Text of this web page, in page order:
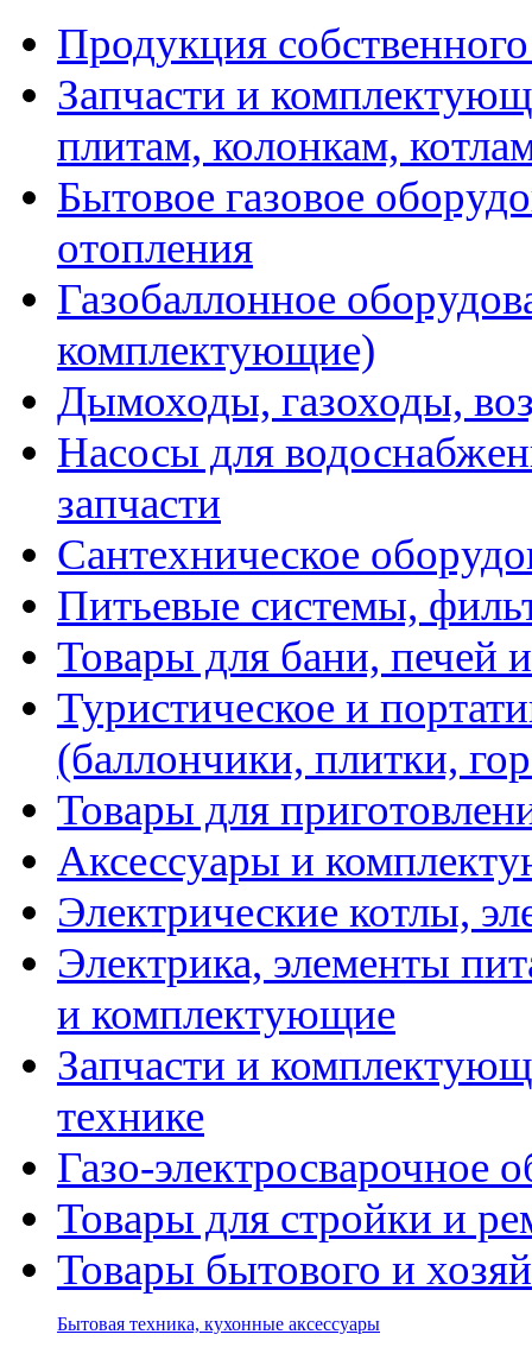
Продукция
Запчасти и
плитам, колонкам,
Бытовое газовое
отопления
Газобаллонное
комплектующие)
Дымоходы, газоходы,
Насосы для
запчасти
Сантехническое
Питьевые системы,
Товары для бани, печей
Туристическое и
(баллончики, плитки,
Товары для
Аксессуары и
Электрические котлы,
Электрика, элементы
и комплектующие
Запчасти и
технике
Газо-электросварочное
Товары для стройки и
Товары бытового и
Бытовая техника, кухонные аксессуары